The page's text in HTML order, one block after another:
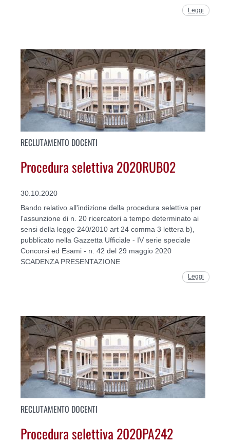
Leggi
RECLUTAMENTO DOCENTI
Procedura selettiva 2020RUB02
30.10.2020
Bando relativo all'indizione della procedura selettiva per
l'assunzione di n. 20 ricercatori a tempo determinato ai
sensi della legge 240/2010 art 24 comma 3 lettera b),
pubblicato nella Gazzetta Ufficiale - IV serie speciale
Concorsi ed Esami - n. 42 del 29 maggio 2020
SCADENZA PRESENTAZIONE
Leggi
RECLUTAMENTO DOCENTI
Procedura selettiva 2020PA242